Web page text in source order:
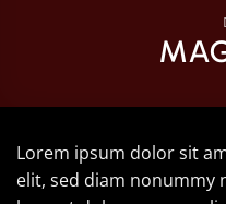
Lorem ipsum dolor sit
elit, sed diam